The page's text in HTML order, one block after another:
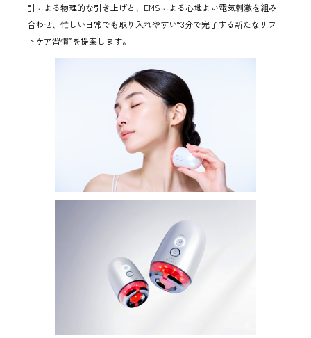
引による物理的な引き上げと、EMSによる心地よい電気刺激を組み
合わせ、忙しい日常でも取り入れやすい“3分で完了する新たなリフ
トケア習慣”を提案します。